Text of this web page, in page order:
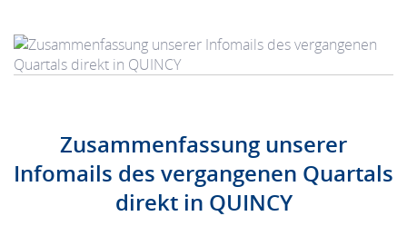
Zusammenfassung unserer
Infomails des vergangenen Quartals
direkt in QUINCY